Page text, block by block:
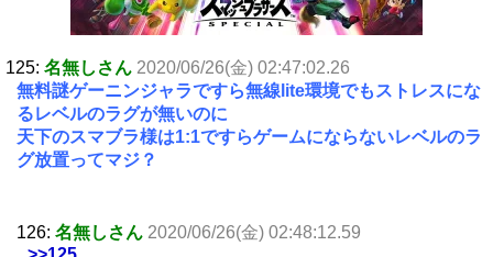
125: 名無しさん 2020/06/26(金) 02:47:02.26
無料謎ゲーニンジャラですら無線lite環境でもストレスにな
るレベルのラグが無いのに
天下のスマブラ様は1:1ですらゲームにならないレベルのラ
グ放置ってマジ？
126: 名無しさん 2020/06/26(金) 02:48:12.59